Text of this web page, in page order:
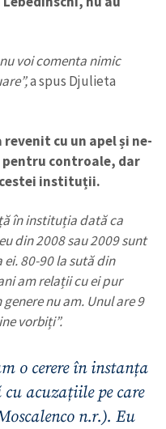
voi comenta nimic
a spus Djulieta
cu un apel și ne-
pentru controale, dar
instituții.
în instituția dată ca
din 2008 sau 2009 sunt
80-90 la sută din
am relații cu ei pur
nu am. Unul are 9
vorbiți”.
o cerere în instanța
acuzațiile pe care
n.r.). Eu